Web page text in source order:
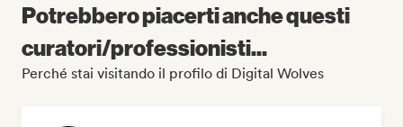
Potrebbero piacerti anche questi
curatori/professionisti...
Perché stai visitando il profilo di Digital Wolves